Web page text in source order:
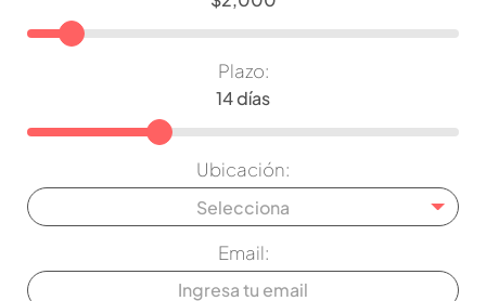
Plazo:
Ubicación:
Selecciona
Email: